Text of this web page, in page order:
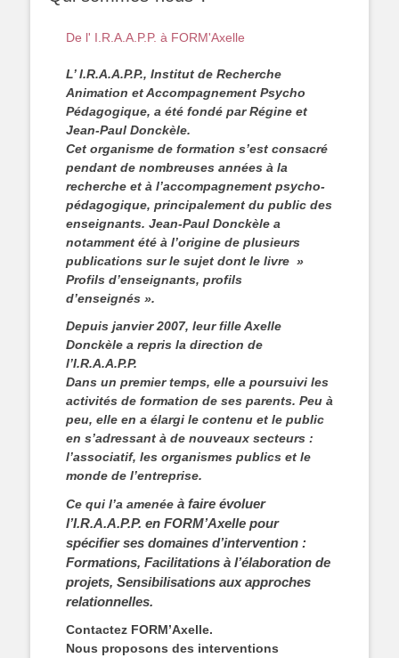
De l' I.R.A.A.P.P. à FORM'Axelle
L’ I.R.A.A.P.P., Institut de Recherche
Animation et Accompagnement Psycho
Pédagogique, a été fondé par Régine et
Jean-Paul Donckèle.
Cet organisme de formation s’est consacré
pendant de nombreuses années à la
recherche et à l’accompagnement psycho-
pédagogique, principalement du public des
enseignants. Jean-Paul Donckèle a
notamment été à l’origine de plusieurs
publications sur le sujet dont le livre »
Profils d’enseignants, profils
d’enseignés ».
Depuis janvier 2007, leur fille Axelle
Donckèle a repris la direction de
l’I.R.A.A.P.P.
Dans un premier temps, elle a poursuivi les
activités de formation de ses parents. Peu à
peu, elle en a élargi le contenu et le public
en s’adressant à de nouveaux secteurs :
l’associatif, les organismes publics et le
monde de l’entreprise.
Ce qui l’a amenée à faire évoluer
l’I.R.A.A.P.P. en FORM’Axelle pour
spécifier ses domaines d’intervention :
Formations, Facilitations à l’élaboration de
projets, Sensibilisations aux approches
relationnelles.
Contactez FORM’Axelle.
Nous proposons des interventions